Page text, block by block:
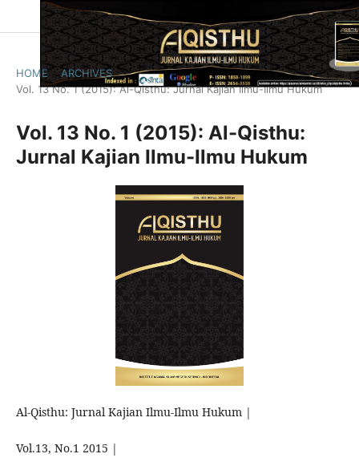
HOME / ARCHIVES /
Vol. 13 No. 1 (2015): Al-Qisthu: Jurnal Kajian Ilmu-Ilmu Hukum
Vol. 13 No. 1 (2015): Al-Qisthu:
Jurnal Kajian Ilmu-Ilmu Hukum
Al-Qisthu: Jurnal Kajian Ilmu-Ilmu Hukum |
Vol.13, No.1 2015 |